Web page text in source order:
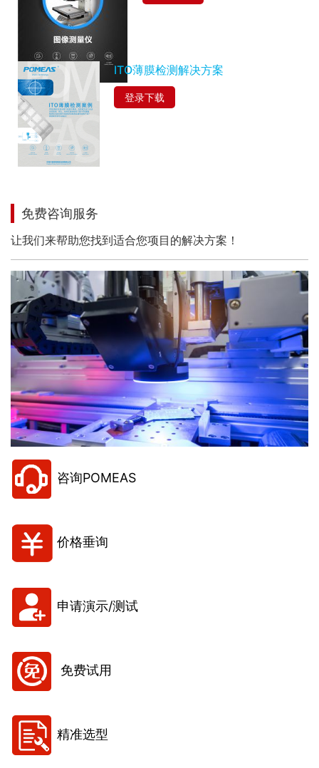
ITO薄膜检测解决方案
登录下载
免费咨询服务
让我们来帮助您找到适合您项目的解决方案！
咨询POMEAS
价格垂询
申请演示/测试
免费试用
精准选型